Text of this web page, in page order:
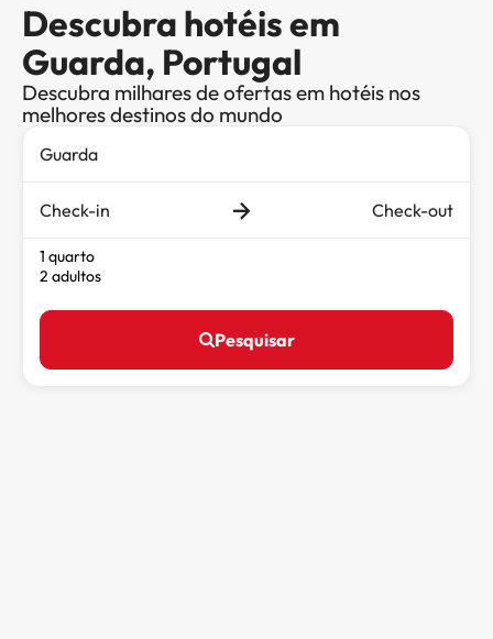
Descubra hotéis em
Guarda, Portugal
Descubra milhares de ofertas em hotéis nos
melhores destinos do mundo
Check-in Check-out
1 quarto
2 adultos
Pesquisar